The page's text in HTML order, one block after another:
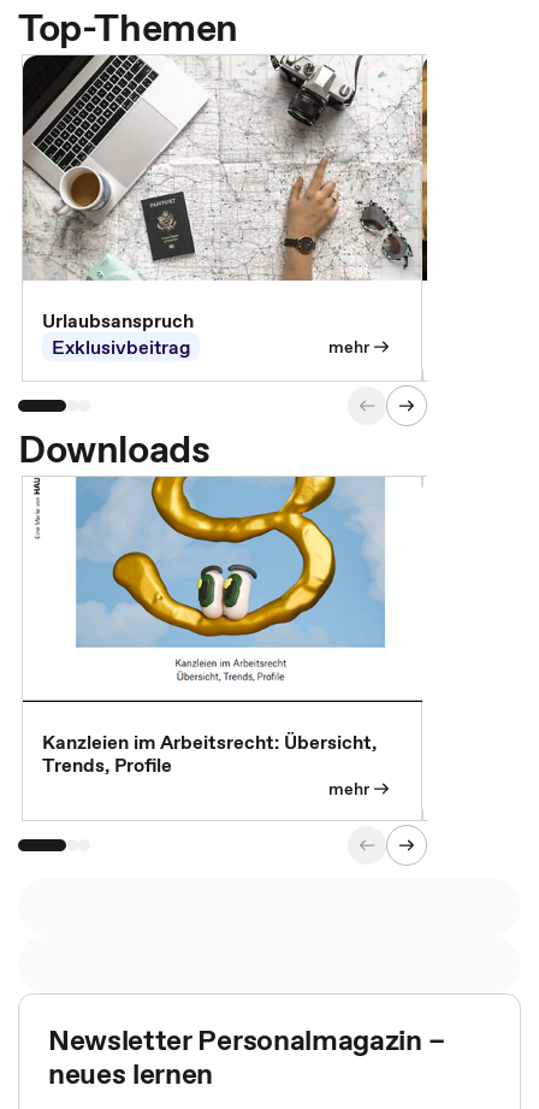
Top-Themen
Urlaubsanspruch
Exklusivbeitrag
mehr
Downloads
Kanzleien im Arbeitsrecht: Übersicht,
Trends, Profile
mehr
Newsletter Personalmagazin –
neues lernen